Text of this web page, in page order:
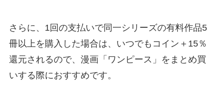
さらに、1回の支払いで同一シリーズの有料作品5
冊以上を購入した場合は、いつでもコイン＋15％
還元されるので、漫画「ワンピース」をまとめ買
いする際におすすめです。